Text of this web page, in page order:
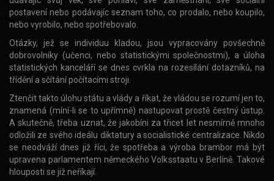
postavení nebo podávajíc seznam toho, co prodalo, nebo koupilo,
nebo vyrobilo, nebo spotřebovalo.
Otázky, jež se individuu kladou, jsou vypracovány povšechně
dobrovolníky (učenci, nebo statistickými společnostmi), a úloha
statistických kanceláří se dnes cvrkla na rozesílání dotazníků, na
třídění a sčítání počítacími stroji.
Ztenčit takto úlohu státu a vlády a říkat, že vládou se rozumí jen to,
znamená (míní-li se to upřímně) nastupovat prostě čestný ústup.
A skutečně, třeba uznat, že jakobíni za třicet let nesmírně mnoho
odložili ze svého ideálu diktatury a socialistické centralizace. Nikdo
se neodváží dnes již říci, že spotřeba a výroba brambor má být
upravena parlamentem německého Volksstaatu v Berlíně. Takové
hlouposti se již neříkají.